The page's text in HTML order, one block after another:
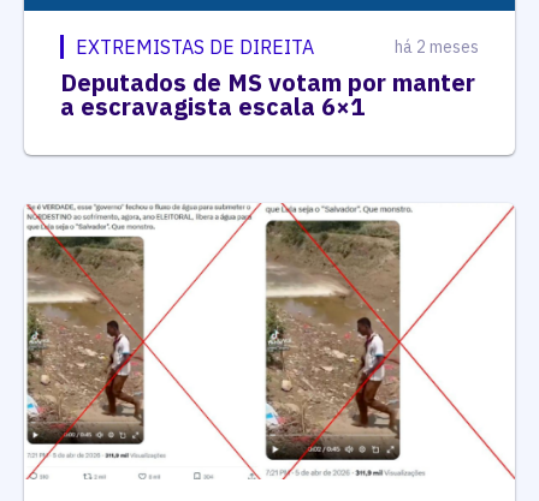
EXTREMISTAS DE DIREITA há 2 meses
Deputados de MS votam por manter
a escravagista escala 6×1